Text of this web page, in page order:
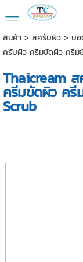
สินค้า> สครับผิว> บ
ครับผิว ครีมขัดผิว ครีม
Thaicream
ครีมขัดผิว ครี
Scrub